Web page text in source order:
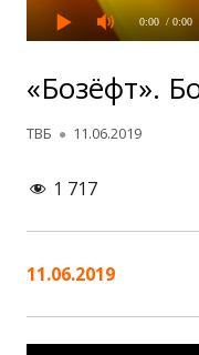
0:00 / 0:00
«Бозёфт».
Автор
ТВБ Опубликовано
11.06.2019
1 717
11.06.2019